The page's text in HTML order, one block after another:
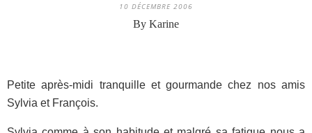
10 DÉCEMBRE 2006
By Karine
Petite après-midi tranquille et gourmande chez nos amis
Sylvia et François.